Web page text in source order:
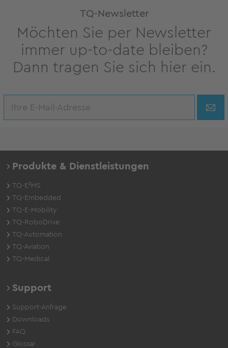
TQ-Newsletter
Möchten Sie per Newsletter
immer up-to-date bleiben?
Dann tragen Sie sich hier ein.
Produkte & Dienstleistungen
TQ-E²MS
TQ-Embedded
TQ-E-Mobility
TQ-RoboDrive
TQ-Automation
TQ-Aviation
TQ-Medical
Support
Support-Anfrage
Downloads
FAQ
Glossar